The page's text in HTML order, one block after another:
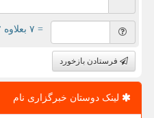
= ۷ بعلاوه ۲
فرستادن بازخورد
لینک دوستان خبرگزاری نام